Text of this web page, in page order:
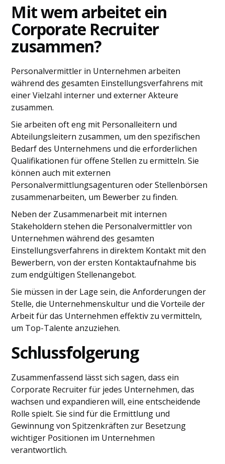
Mit wem arbeitet ein
Corporate Recruiter
zusammen?
Personalvermittler in Unternehmen arbeiten
während des gesamten Einstellungsverfahrens mit
einer Vielzahl interner und externer Akteure
zusammen.
Sie arbeiten oft eng mit Personalleitern und
Abteilungsleitern zusammen, um den spezifischen
Bedarf des Unternehmens und die erforderlichen
Qualifikationen für offene Stellen zu ermitteln. Sie
können auch mit externen
Personalvermittlungsagenturen oder Stellenbörsen
zusammenarbeiten, um Bewerber zu finden.
Neben der Zusammenarbeit mit internen
Stakeholdern stehen die Personalvermittler von
Unternehmen während des gesamten
Einstellungsverfahrens in direktem Kontakt mit den
Bewerbern, von der ersten Kontaktaufnahme bis
zum endgültigen Stellenangebot.
Sie müssen in der Lage sein, die Anforderungen der
Stelle, die Unternehmenskultur und die Vorteile der
Arbeit für das Unternehmen effektiv zu vermitteln,
um Top-Talente anzuziehen.
Schlussfolgerung
Zusammenfassend lässt sich sagen, dass ein
Corporate Recruiter für jedes Unternehmen, das
wachsen und expandieren will, eine entscheidende
Rolle spielt. Sie sind für die Ermittlung und
Gewinnung von Spitzenkräften zur Besetzung
wichtiger Positionen im Unternehmen
verantwortlich.